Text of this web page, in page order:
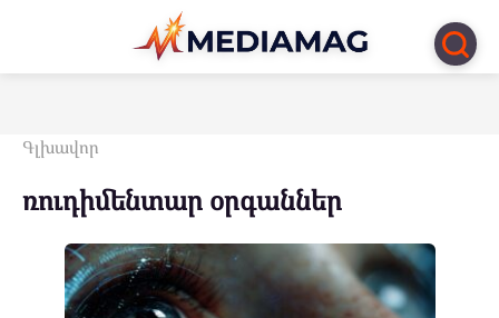
Перейти
контенту
Գլխավոր
ռուդիմենտար օրգաններ